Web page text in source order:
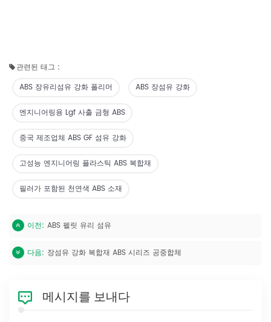
관련된 태그 :
ABS 장유리섬유 강화 폴리머
ABS 장섬유 강화
엔지니어링용 Lgf 사출 금형 ABS
중국 제조업체 ABS GF 섬유 강화
고성능 엔지니어링 플라스틱 ABS 복합재
필러가 포함된 천연색 ABS 소재
이전: ABS 펠릿 유리 섬유
다음: 장섬유 강화 복합재 ABS 시리즈 공중합체
메시지를 보내다